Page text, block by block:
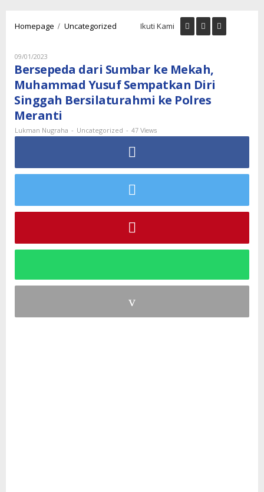
Homepage / Uncategorized Bersepeda
Mekah,
Muhammad
Yusuf
Sempatkan
Bersilaturahmi
Polres
Ikuti Kami
09/01/2023
Lukman
Nugraha
Bersepeda dari Sumbar ke Mekah,
Muhammad Yusuf Sempatkan Diri
Singgah Bersilaturahmi ke Polres
Meranti
Lukman Nugraha - Uncategorized - 47 Views